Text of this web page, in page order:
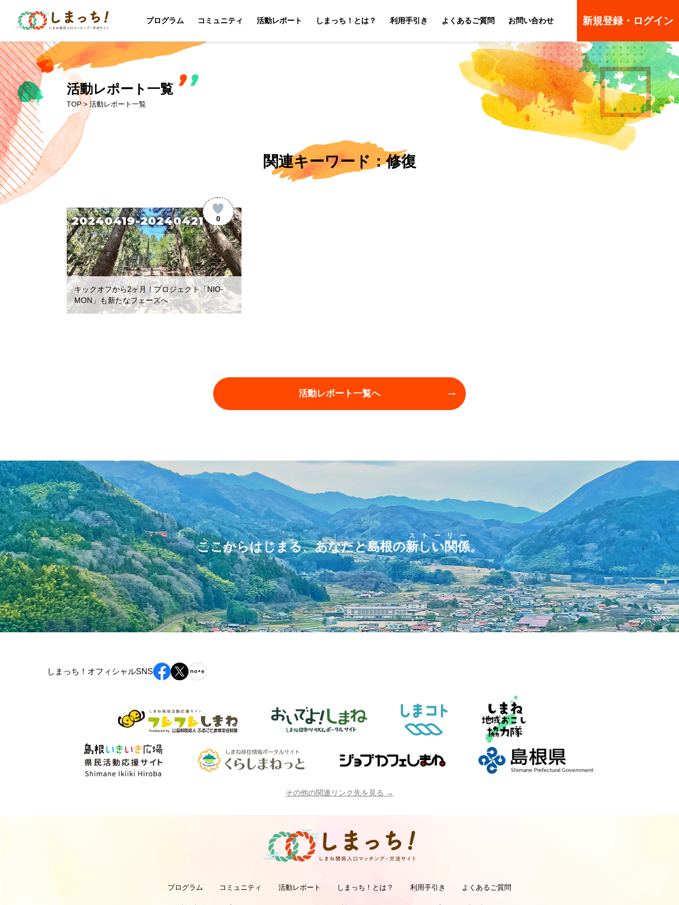
プログラム コミュニティ 活動レポート しまっち！とは？
利用手引き
よくあるご質問
お問い合わせ 新規登録・ログイン
活動レポート一覧
TOP> 活動レポート一覧
関連キーワード：修復
0
20240419-20240421
キックオフから2ヶ月！プロジェクト「NIO-
MON」も新たなフェーズへ
活動レポート一覧へ
ここからはじまる、あなたと島根の新しい関係
ストーリー
。
しまっち！オフィシャルSNS
その他の関連リンク先を見る →
プログラム コミュニティ 活動レポート しまっち！とは？
利用手引き
サポーターの利用手引き
オーナーの利用手引き
よくあるご質問
サポーターのよくあるご質問
オーナーのよくあるご質問